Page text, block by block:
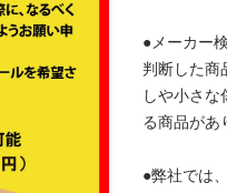
●メーカー
判断した商
しや小さ
る商品があ
●弊社では